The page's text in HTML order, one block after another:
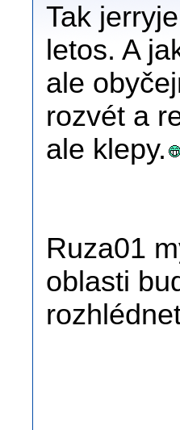
Tak
letos. A
ale
rozvét a
ale klepy.
Ruza01
oblasti